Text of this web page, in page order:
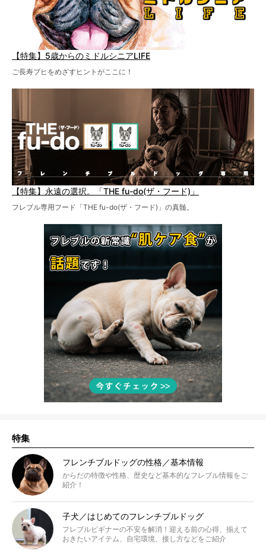
【特集】5歳からのミドルシニアLIFE
ご長寿ブヒをめざすヒントがここに！
【特集】永遠の選択。「THE fu-do(ザ・フード)」
フレブル専用フード「THE fu-do(ザ・フード)」の真髄。
特集
フレンチブルドッグの性格／基本情報
からだの特徴や性格、歴史など基本的なフレブル情報をご
紹介！
子犬／はじめてのフレンチブルドッグ
フレブルビギナーの不安を解消！迎える前の心得、揃えて
おきたいアイテム、自宅環境、接し方などをご紹介